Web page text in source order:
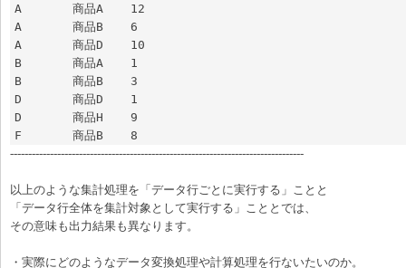
A	商品A	12
A	商品B	6
A	商品D	10
B	商品A	1
B	商品B	3
D	商品D	1
D	商品H	9
F	商品B	8
---------------------------------------------------------------------------------
以上のような集計処理を「データ行ごとに実行する」ことと
「データ行全体を集計対象として実行する」こととでは、
その意味も出力結果も異なります。
・実際にどのようなデータ変換処理や計算処理を行ないたいのか。